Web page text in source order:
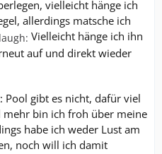
vielleicht hänge ich
allerdings matsche ich
Vielleicht hänge ich ihn
auf und direkt wieder
Pool gibt es nicht, dafür viel
bin ich froh über meine
habe ich weder Lust am
noch will ich damit